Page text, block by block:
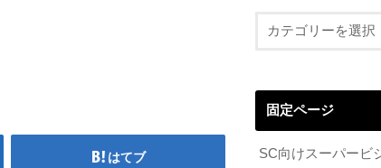
はてブ
固定ページ
SC向けスーパービ